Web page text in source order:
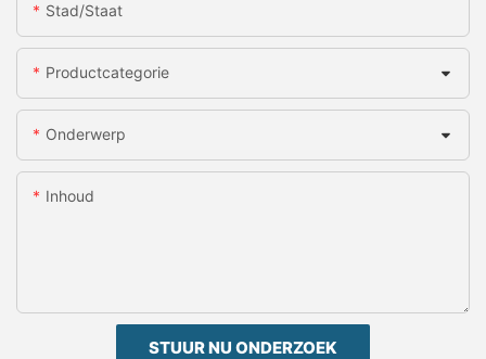
Stad/staat
Productcategorie
Onderwerp
Inhoud
STUUR NU ONDERZOEK